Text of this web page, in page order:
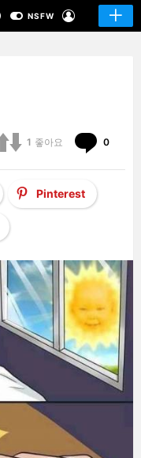
SWITCHNSFW
1 좋아요 0
Pinterest